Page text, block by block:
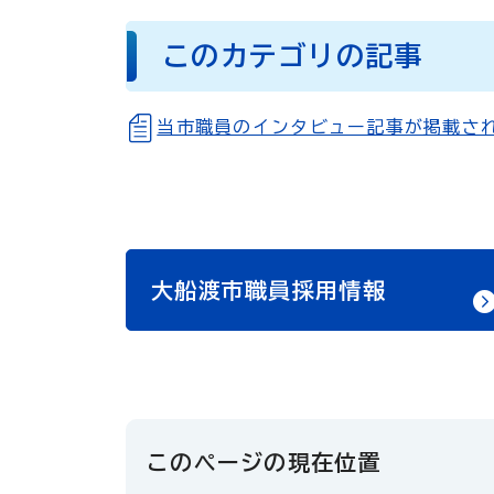
このカテゴリの記事
当市職員のインタビュー記事が掲載さ
大船渡市職員採用情報
このページの現在位置